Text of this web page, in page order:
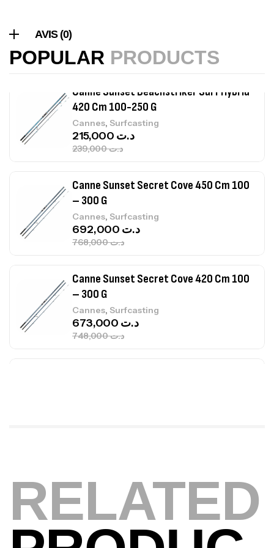
AVIS (0)
POPULAR PRODUCTS
د.ت367,000
Canne Sunset Beachstriker Surf Hybrid
420 Cm 100-250 G
Cannes, Surfcasting
د.ت239,000
د.ت
Canne Sunset Secret Cove 450 Cm 100
– 300 G
Cannes, Surfcasting
د.ت768,000
د.ت
Canne Sunset Secret Cove 420 Cm 100
– 300 G
Cannes, Surfcasting
د.ت748,000
د.ت
Expanded
Bagagerie,Surfcasting
د.ت420,000
RELATED